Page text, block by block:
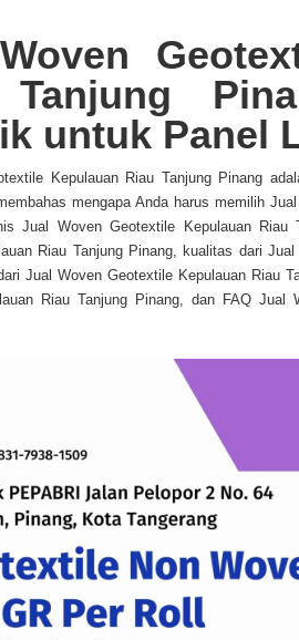
Tanjung
untuk Panel
Kepulauan Riau Tanjung Pinang
mengapa Anda harus memilih
Jual Woven Geotextile Kepulauan
Riau Tanjung Pinang, kualitas dari
Jual Woven Geotextile Kepulauan Riau
Riau Tanjung Pinang, dan FAQ Jual